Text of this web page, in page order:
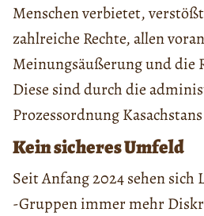
Menschen verbietet,
zahlreiche Rechte, allen
Meinungsäußerung und die
Diese sind durch die
Prozessordnung
Kein sicheres Umfeld
Seit Anfang 2024 sehen
-Gruppen immer mehr